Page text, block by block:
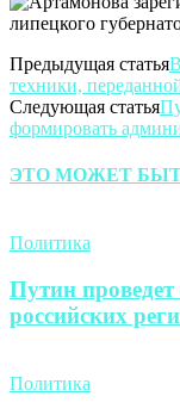
Предыдущая статья
техники,
Следующая статья
формировать
ЭТО МОЖЕТ
Политика
Путин
российских
Политика